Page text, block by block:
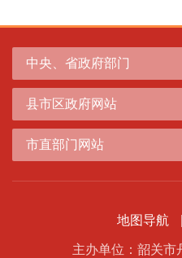
中央、省政府部门
县市区政府网站
市直部门网站
地图导航
主办单位：韶关市